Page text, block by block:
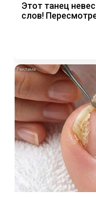
Этот танец
слов!